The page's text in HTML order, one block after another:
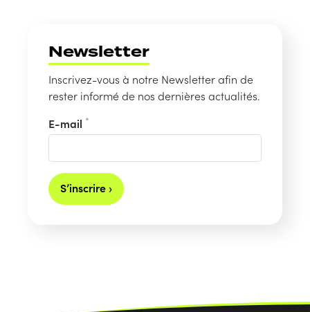
Newsletter
Inscrivez-vous à notre Newsletter afin de
rester informé de nos dernières actualités.
E-mail *
S’inscrire ›